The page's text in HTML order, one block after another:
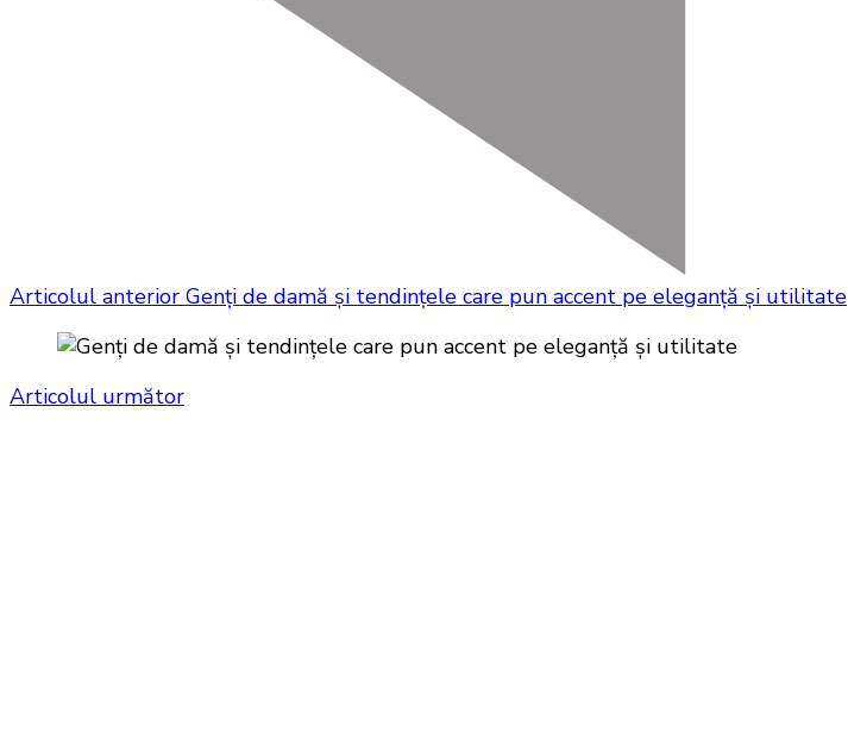
Articolul anterior Genți de damă și tendințele care pun accent pe eleganță și utilitate
Articolul următor